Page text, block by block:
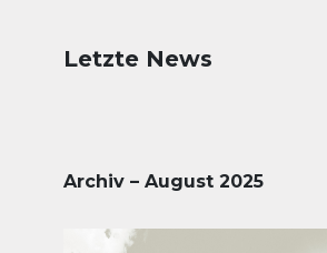
Letzte News
Archiv – August 2025